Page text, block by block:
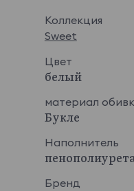
Merino 001
Merino
Показать еще
Коллекция
Sweet
Цвет
белый
материал
Букле
Наполнитель
Бренд